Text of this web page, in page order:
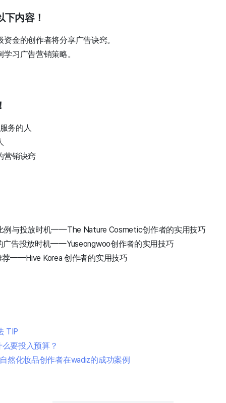
内容！
金的创作者将分享广告诀窍。
习广告营销策略。
务的人
营销诀窍
例与投放时机——The Nature Cosmetic创作者的实用技巧
广告投放时机——Yuseongwoo创作者的实用技巧
——Hive Korea 创作者的实用技巧
TIP
要投入预算？
然化妆品创作者在wadiz的成功案例